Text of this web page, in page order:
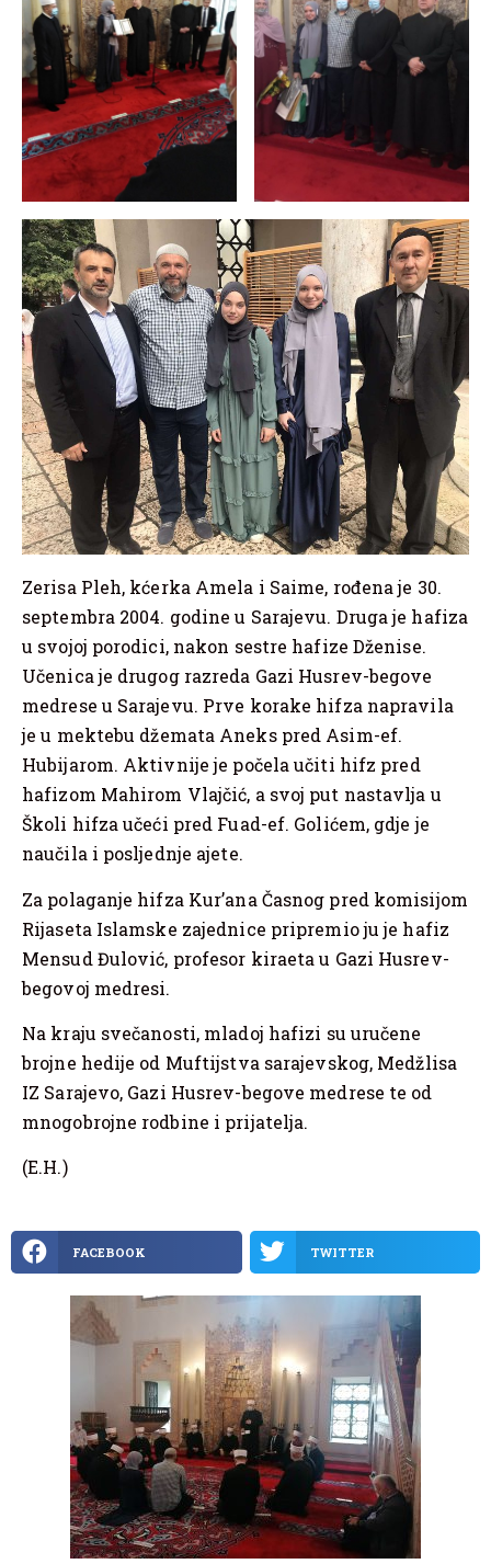
Zerisa Pleh, kćerka Amela i Saime, rođena je 30.
septembra 2004. godine u Sarajevu. Druga je hafiza
u svojoj porodici, nakon sestre hafize Dženise.
Učenica je drugog razreda Gazi Husrev-begove
medrese u Sarajevu. Prve korake hifza napravila
je u mektebu džemata Aneks pred Asim-ef.
Hubijarom. Aktivnije je počela učiti hifz pred
hafizom Mahirom Vlajčić, a svoj put nastavlja u
Školi hifza učeći pred Fuad-ef. Golićem, gdje je
naučila i posljednje ajete.
Za polaganje hifza Kur’ana Časnog pred komisijom
Rijaseta Islamske zajednice pripremio ju je hafiz
Mensud Đulović, profesor kiraeta u Gazi Husrev-
begovoj medresi.
Na kraju svečanosti, mladoj hafizi su uručene
brojne hedije od Muftijstva sarajevskog, Medžlisa
IZ Sarajevo, Gazi Husrev-begove medrese te od
mnogobrojne rodbine i prijatelja.
(E.H.)
FACEBOOK TWITTER